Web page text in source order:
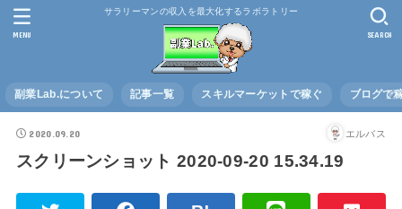
サラリーマンの収入を最大化するラボラトリー
副業Lab.について 記事一覧 スキルマーケットで稼ぐ ブログで
SEARCH
MENU
2020.09.20 エルバス
スクリーンショット 2020-09-20 15.34.19